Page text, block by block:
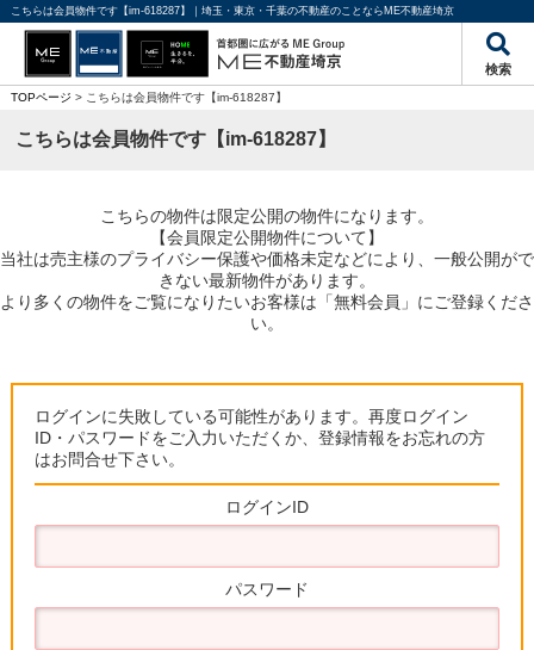
こちらは会員物件です【im-618287】｜埼玉・東京・千葉の不動産のことならME不動産埼京
検索
TOPページ > こちらは会員物件です【im-618287】
こちらは会員物件です【im-618287】
こちらの物件は限定公開の物件になります。
【会員限定公開物件について】
当社は売主様のプライバシー保護や価格未定などにより、一般公開がで
きない最新物件があります。
より多くの物件をご覧になりたいお客様は「無料会員」にご登録くださ
い。
ログインに失敗している可能性があります。再度ログイン
ID・パスワードをご入力いただくか、登録情報をお忘れの方
はお問合せ下さい。
ログインID
パスワード